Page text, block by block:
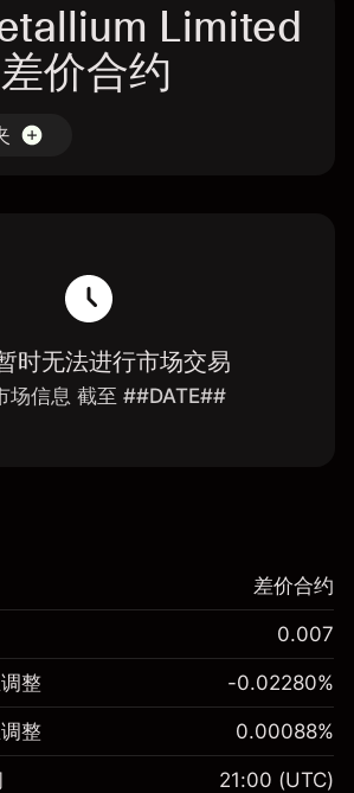
Limited
价合约
时无法进行市场交易
场信息 截至 ##DATE##
行差价合约交易。
差价合约
0.007
整 -0.02280%
整 0.00088%
21:00 (UTC)